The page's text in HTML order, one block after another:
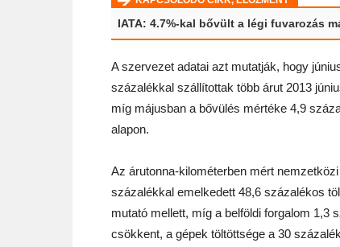
IATA: 4.7%-kal bővült a légi fuvarozás
A szervezet adatai azt mutatják, hogy
százalékkal szállítottak több árut 2013
míg májusban a bővülés mértéke 4,9
alapon.
Az árutonna-kilométerben mért
százalékkal emelkedett 48,6 százalékos
mutató mellett, míg a belföldi forgalom 1,3
csökkent, a gépek töltöttsége a 30